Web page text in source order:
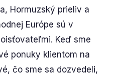
Hormuzský prieliv a
Európe sú v
Keď sme
ponuky klientom na
čo sme sa dozvedeli,